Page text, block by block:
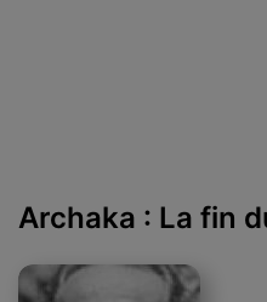
Archaka : La fin